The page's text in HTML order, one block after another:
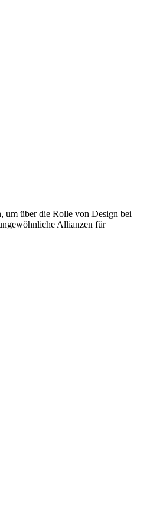
um über die Rolle von Design bei
Allianzen für